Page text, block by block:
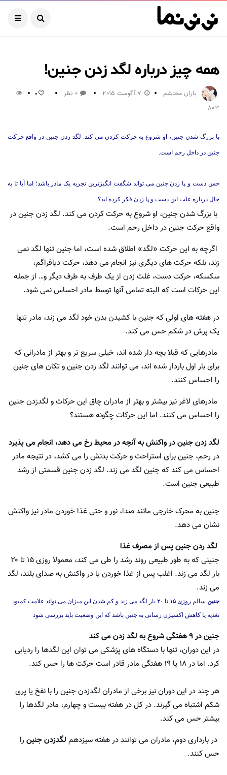
همه چیز درباره لگد زدن جنین!
باران محتشم 7 آگوست 2015 0 نظر 0
803
با بزرگ شدن جنین، او شروع به حرکت کردن می کند. لگد زدن جنین در واقع حرکت
جنین در داخل رحم است.
حس دست و پا زدن جنین می تواند شگفت انگیزترین تجربه یک مادر باشد؛ اما آیا تا به
حال درباره علت این دست و پا زدن فکر کرده اید؟
با بزرگ شدن جنین، او شروع به حرکت کردن می کند. لگد زدن جنین در
واقع حرکت جنین در داخل رحم است.
اگرچه به این حرکت «لگد» اطلاق شده است، اما جنین تنها لگد نمی
زند، بلکه حرکت های دیگری نیز انجام می دهد، حرکت دیافراگم،
سکسکه، حرکت دست، غلت زدن از یک طرف به طرف دیگر و… از جمله
این حرکات است که البته تمامی آنها توسط مادر احساس نمی شود.
در هفته های اولی که جنین با کشیدن بدن خود لگد می زند، مادر تنها
یک پرش در شکم حس می کند.
مادرهایی که قبلا بچه دار شده اند، خیلی سریع تر و بهتر از مادرانی که
برای بار اول باردار شده اند، می توانند لگد زدن جنین و تکان های جنین
را احساس کنند.
مادرهای لاغر نیز بیشتر و بهتر از مادران چاق این حرکات و لگدزدن جنین
را احساس می کنند. اما این حرکات چگونه هستند؟
لگد زدن جنین در واکنش به آنچه در محیط رخ می دهد، انجام می پذیرد
در رحم، جنین برای استراحت و حرکت بدنش را می کشد، در نتیجه مادر
احساس می کند که جنین لگد می زند. لگد زدن جنین قسمتی از رشد
طبیعی جنین است.
جنین به محرک خارجی مانند صدا، نور و حتی غذا خوردن مادر نیز واکنش
نشان می دهد.
لگد ردن جنین پس از مصرف غذا
جنینی که به طور طبیعی روند رشد را طی می کند، معمولا روزی ۱۵ تا ۲۰
بار لگد می زند. اغلب پس از غذا خوردن یا در واکنش به صدای بلند، لگد
می زند.
جنین
سالم روزی ۱۵ تا ۲۰ بار لگد می زند و کم شدن این میزان می تواند علامت کمبود
تغذیه یا کاهش اکسیژن رسانی به جنین باشد که این وضعیت باید بررسی شود
جنین در ۹ هفتگی شروع به لگد زدن می کند
در این دوران، تنها با دستگاه های پزشکی می توان این لگدها را ردیابی
کرد. اما در ۱۸ یا ۱۹ هفتگی مادر قادر است حرکت ها را حس کند.
هر چند در این دوران نیز برخی از مادران لگدزدن جنین را با نفخ یا پری
شکم اشتباه می گیرند. در کل در هفته بیست و چهارم، مادر لگدها را
بیشتر حس می کند.
در بارداری دوم، مادران می توانند در هفته سیزدهم لگدزدن جنین را
حس کنند.